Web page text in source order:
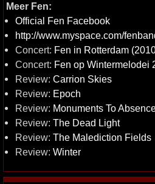
Meer Fen:
Official Fen Facebook
http://www.myspace.com/
Concert: Fen in Rotterdam
Concert: Fen op Wintermelodei
Review: Carrion Skies
Review: Epoch
Review: Monuments To
Review: The Dead Light
Review: The Malediction Fields
Review: Winter